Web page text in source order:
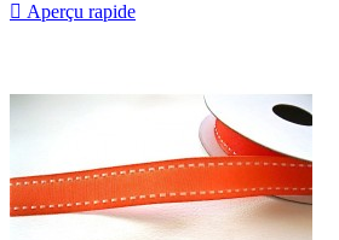
 Aperçu rapide